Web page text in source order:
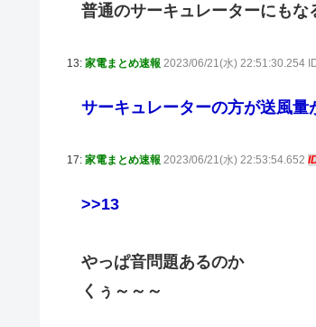
普通のサーキュレーターにも
13: 家電まとめ速報 2023/06/21(水) 22:51:30.254
サーキュレーターの方が送風
17: 家電まとめ速報 2023/06/21(水) 22:53:54.652
>>13
やっぱ音問題あるのか
くぅ～～～